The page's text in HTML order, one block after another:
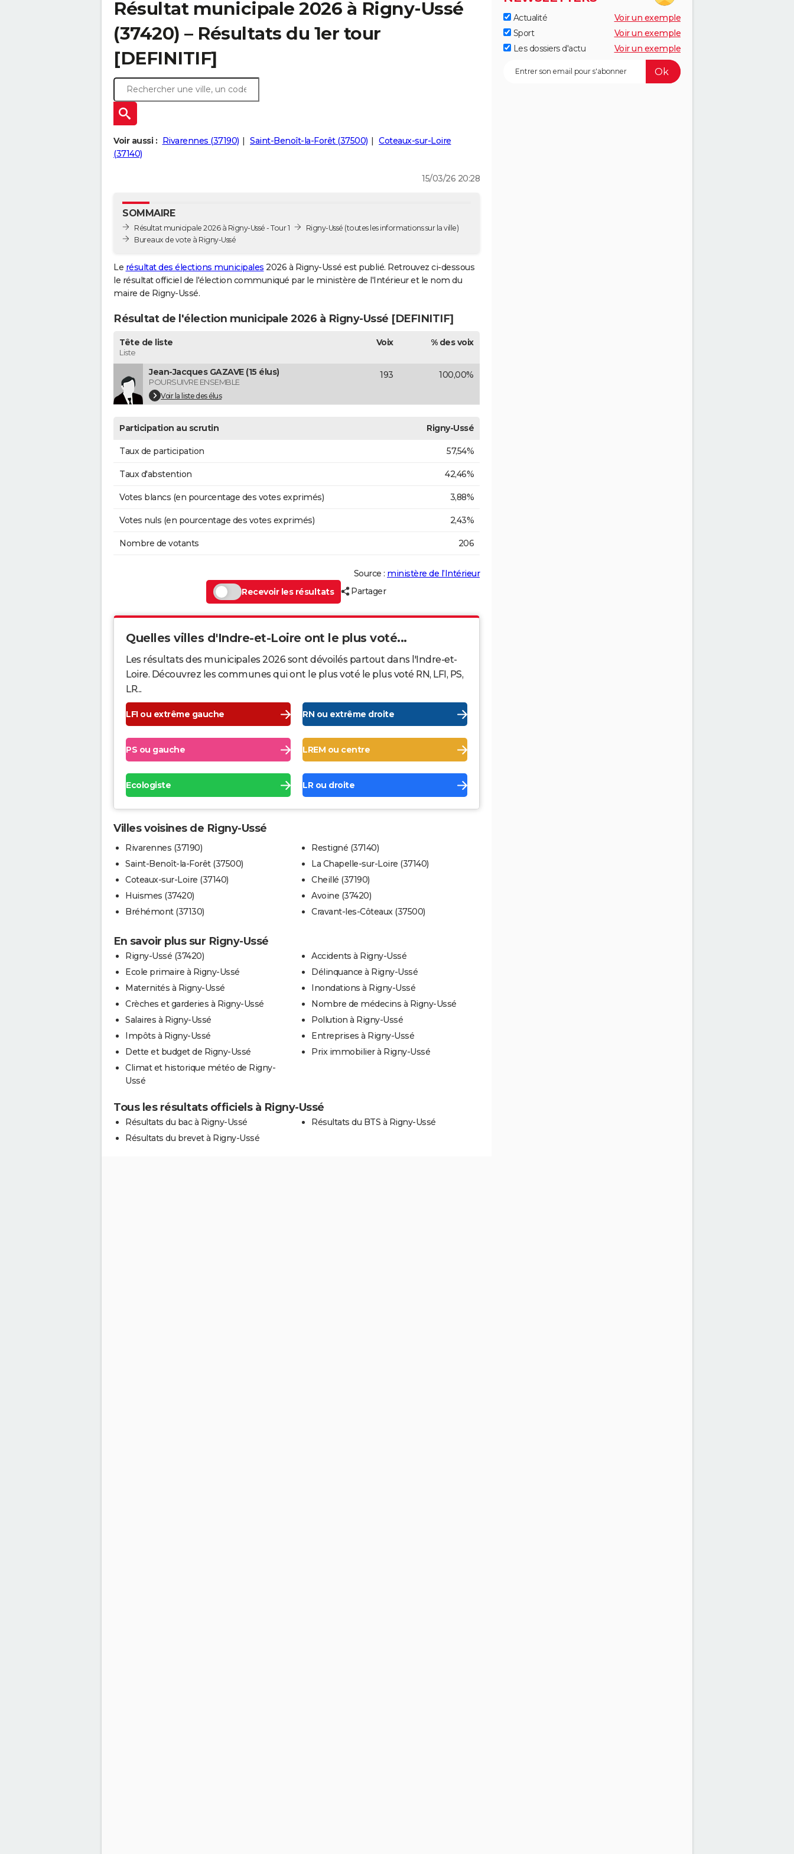
Résultat municipale 2026 à Rigny-Ussé
(37420) – Résultats du 1er tour
[DEFINITIF]
Voir aussi : Rivarennes (37190) Saint-Benoît-la-Forêt (37500)
Coteaux-sur-Loire
(37140)
15/03/26 20:28
SOMMAIRE
Résultat municipale 2026 à Rigny-Ussé - Tour 1
Bureaux de vote à Rigny-Ussé
Rigny-Ussé (toutes les informations sur la ville)
Le résultat des élections municipales 2026 à Rigny-Ussé est publié. Retrouvez ci-dessous
le résultat officiel de l'élection communiqué par le ministère de l'Intérieur et le nom du
maire de Rigny-Ussé.
Résultat de l'élection municipale 2026 à Rigny-Ussé [DEFINITIF]
Tête de liste
Liste
Voix % des voix
Jean-Jacques GAZAVE (15 élus)
POURSUIVRE ENSEMBLE
Voir la liste des élus
193 100,00%
Participation au scrutin Rigny-Ussé
Taux de participation 57,54%
Taux d'abstention 42,46%
Votes blancs (en pourcentage des votes exprimés) 3,88%
Votes nuls (en pourcentage des votes exprimés) 2,43%
Nombre de votants 206
Source : ministère de l’Intérieur
Recevoir les résultats
Partager
Quelles villes d'Indre-et-Loire ont le plus voté...
Les résultats des municipales 2026 sont dévoilés partout dans l'Indre-et-
Loire. Découvrez les communes qui ont le plus voté le plus voté RN, LFI, PS,
LR...
LFI ou extrême gauche RN ou extrême droite
PS ou gauche LREM ou centre
Ecologiste LR ou droite
Villes voisines de Rigny-Ussé
Rivarennes (37190)
Saint-Benoît-la-Forêt (37500)
Coteaux-sur-Loire (37140)
Huismes (37420)
Bréhémont (37130)
Restigné (37140)
La Chapelle-sur-Loire (37140)
Cheillé (37190)
Avoine (37420)
Cravant-les-Côteaux (37500)
En savoir plus sur Rigny-Ussé
Rigny-Ussé (37420)
Ecole primaire à Rigny-Ussé
Maternités à Rigny-Ussé
Crèches et garderies à Rigny-Ussé
Salaires à Rigny-Ussé
Impôts à Rigny-Ussé
Dette et budget de Rigny-Ussé
Climat et historique météo de Rigny-
Ussé
Accidents à Rigny-Ussé
Délinquance à Rigny-Ussé
Inondations à Rigny-Ussé
Nombre de médecins à Rigny-Ussé
Pollution à Rigny-Ussé
Entreprises à Rigny-Ussé
Prix immobilier à Rigny-Ussé
Tous les résultats officiels à Rigny-Ussé
Résultats du bac à Rigny-Ussé
Résultats du brevet à Rigny-Ussé
Résultats du BTS à Rigny-Ussé
Actualité
Voir un exemple
Sport
Voir un exemple
Les dossiers d'actu
Voir un exemple